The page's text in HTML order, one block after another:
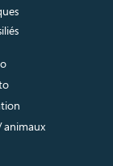
animaux